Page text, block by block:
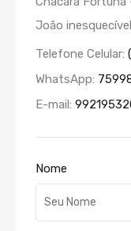
João
Telefone Celular:
WhatsApp:
E-mail:
Nome